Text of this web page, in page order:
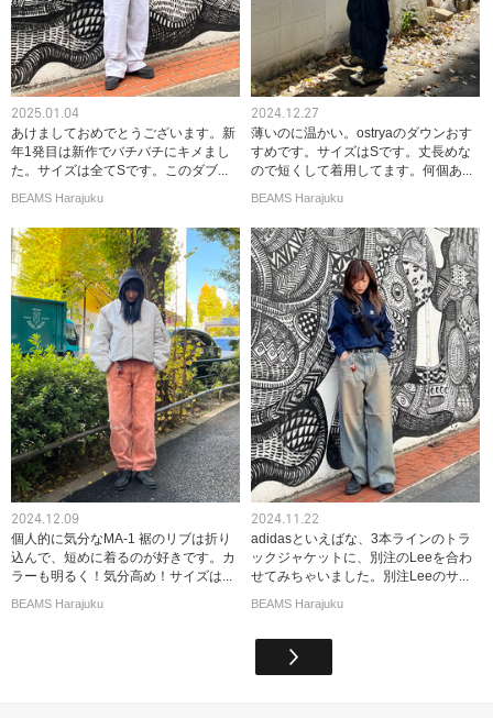
2025.01.04
あけましておめでとうございます。新
年1発目は新作でバチバチにキメまし
た。サイズは全てSです。このダブ...
BEAMS Harajuku
2024.12.27
薄いのに温かい。ostryaのダウンおす
すめです。サイズはSです。丈長めな
ので短くして着用してます。何個あ...
BEAMS Harajuku
2024.12.09
個人的に気分なMA-1 裾のリブは折り
込んで、短めに着るのが好きです。カ
ラーも明るく！気分高め！サイズは...
BEAMS Harajuku
2024.11.22
adidasといえばな、3本ラインのトラ
ックジャケットに、別注のLeeを合わ
せてみちゃいました。別注Leeのサ...
BEAMS Harajuku